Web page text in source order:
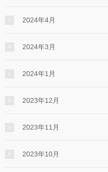
2024年4月
2024年3月
2024年1月
2023年12月
2023年11月
2023年10月